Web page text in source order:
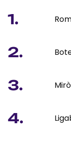
1.
2.
3.
4.